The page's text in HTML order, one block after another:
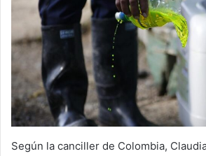
Según la canciller de Colombia,